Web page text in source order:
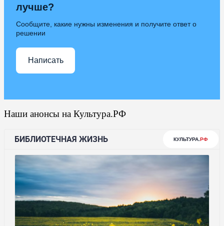
лучше?
Сообщите, какие нужны изменения и получите ответ о
решении
Написать
Наши анонсы на Культура.РФ